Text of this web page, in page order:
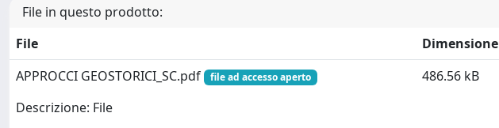
File in questo prodotto:
File
Dimensione
APPROCCI GEOSTORICI_SC.pdf
file ad accesso aperto
Descrizione: File
486.56 kB